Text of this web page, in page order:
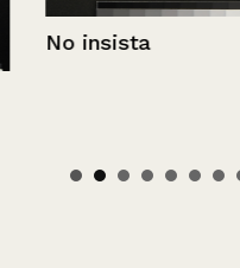
No insista